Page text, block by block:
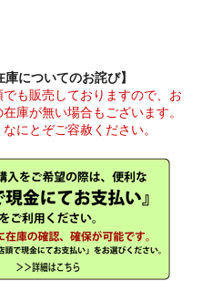
についてのお詫び】
も販売しておりますので、お
庫が無い場合もございます。
にとぞご容赦ください。